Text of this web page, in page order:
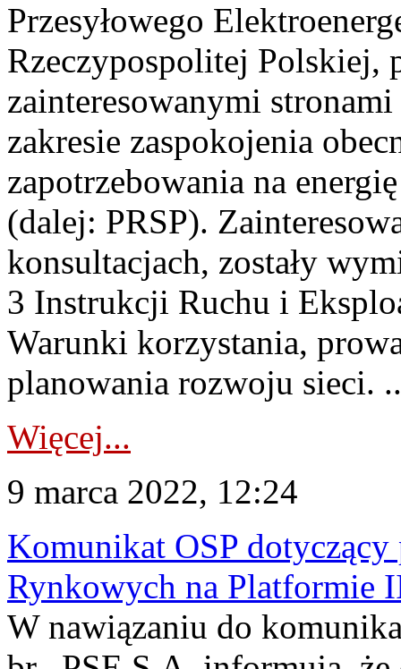
Przesyłowego
Rzeczypospolitej Polskiej,
zainteresowanymi
zakresie zaspokojenia
zapotrzebowania na
(dalej: PRSP).
konsultacjach, zostały
3 Instrukcji Ruchu i
Warunki korzystania,
planowania rozwoju sieci.
Więcej...
9 marca 2022, 12:24
Komunikat OSP
Rynkowych na Platformie
W nawiązaniu do